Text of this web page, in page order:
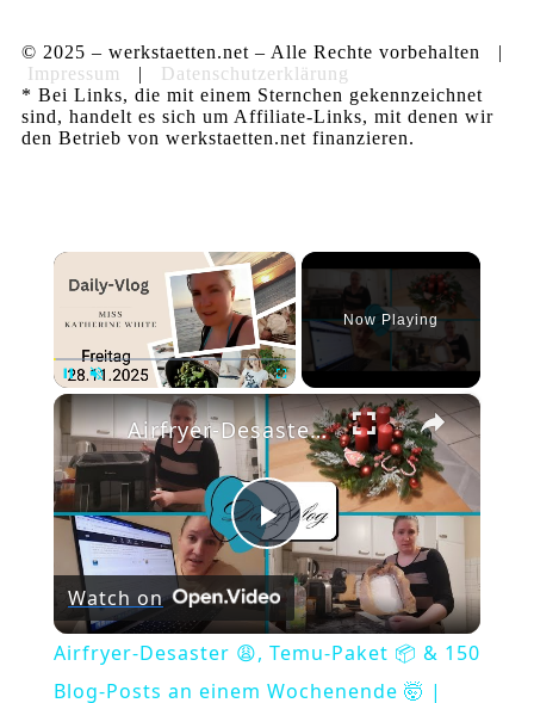
© 2025 – werkstaetten.net – Alle Rechte vorbehalten |
Impressum
| Datenschutzerklärung
* Bei Links, die mit einem Sternchen gekennzeichnet
sind, handelt es sich um Affiliate-Links, mit denen wir
den Betrieb von werkstaetten.net finanzieren.
×
Unmute Fullscreen
Now Playing
×
Play
Video
Airfryer-Desaster 😩, Temu-Paket 📦 & 150 Blog-Posts an einem Wochenende 🤯 | Daily Vlog
Watch on
Airfryer-Desaster 😩, Temu-Paket 📦 & 150
Blog-Posts an einem Wochenende 🤯 |